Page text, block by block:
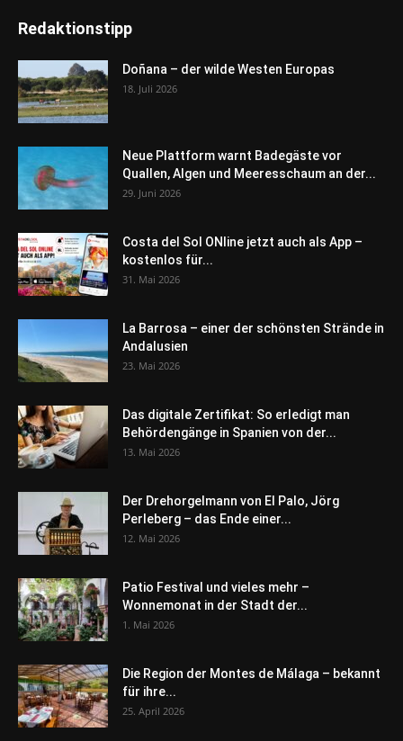
Redaktionstipp
Doñana – der wilde Westen Europas
18. Juli 2026
Neue Plattform warnt Badegäste vor
Quallen, Algen und Meeresschaum an der...
29. Juni 2026
Costa del Sol ONline jetzt auch als App –
kostenlos für...
31. Mai 2026
La Barrosa – einer der schönsten Strände in
Andalusien
23. Mai 2026
Das digitale Zertifikat: So erledigt man
Behördengänge in Spanien von der...
13. Mai 2026
Der Drehorgelmann von El Palo, Jörg
Perleberg – das Ende einer...
12. Mai 2026
Patio Festival und vieles mehr –
Wonnemonat in der Stadt der...
1. Mai 2026
Die Region der Montes de Málaga – bekannt
für ihre...
25. April 2026